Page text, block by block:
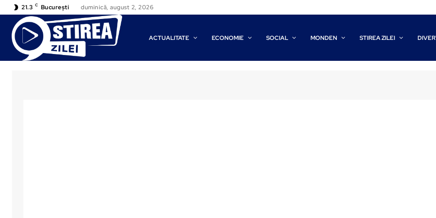
21.3 C București duminică, august 2, 2026
ACTUALITATE ECONOMIE SOCIAL MONDEN STIREA ZILEI